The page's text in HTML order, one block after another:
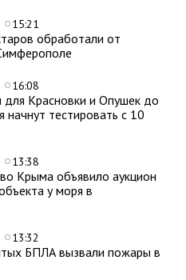
15:21
обработали от
16:08
Красновки и Опушек до
тестировать с 10
13:38
Крыма объявило аукцион
у моря в
13:32
БПЛА вызвали пожары в